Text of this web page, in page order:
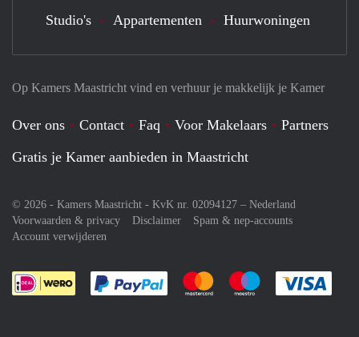
Op Kamers Maastricht vind en verhuur je makkelijk je Kamer
Over ons Contact Faq Voor Makelaars
Partners
Gratis je Kamer aanbieden in Maastricht
© 2026 - Kamers Maastricht - KvK nr. 02094127 – Nederland
Voorwaarden & privacy
Disclaimer
Spam & nep-accounts
Account verwijderen
Je rekent gemakkelijk af met Paypal
Je rekent gemakkelijk af met
Je rekent
Studio's Appartementen Huurwoningen